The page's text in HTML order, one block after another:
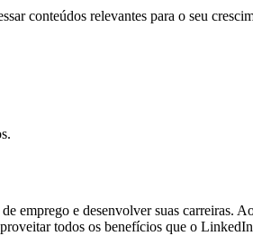
conteúdos relevantes para o seu
emprego e desenvolver suas carreiras.
todos os benefícios que o